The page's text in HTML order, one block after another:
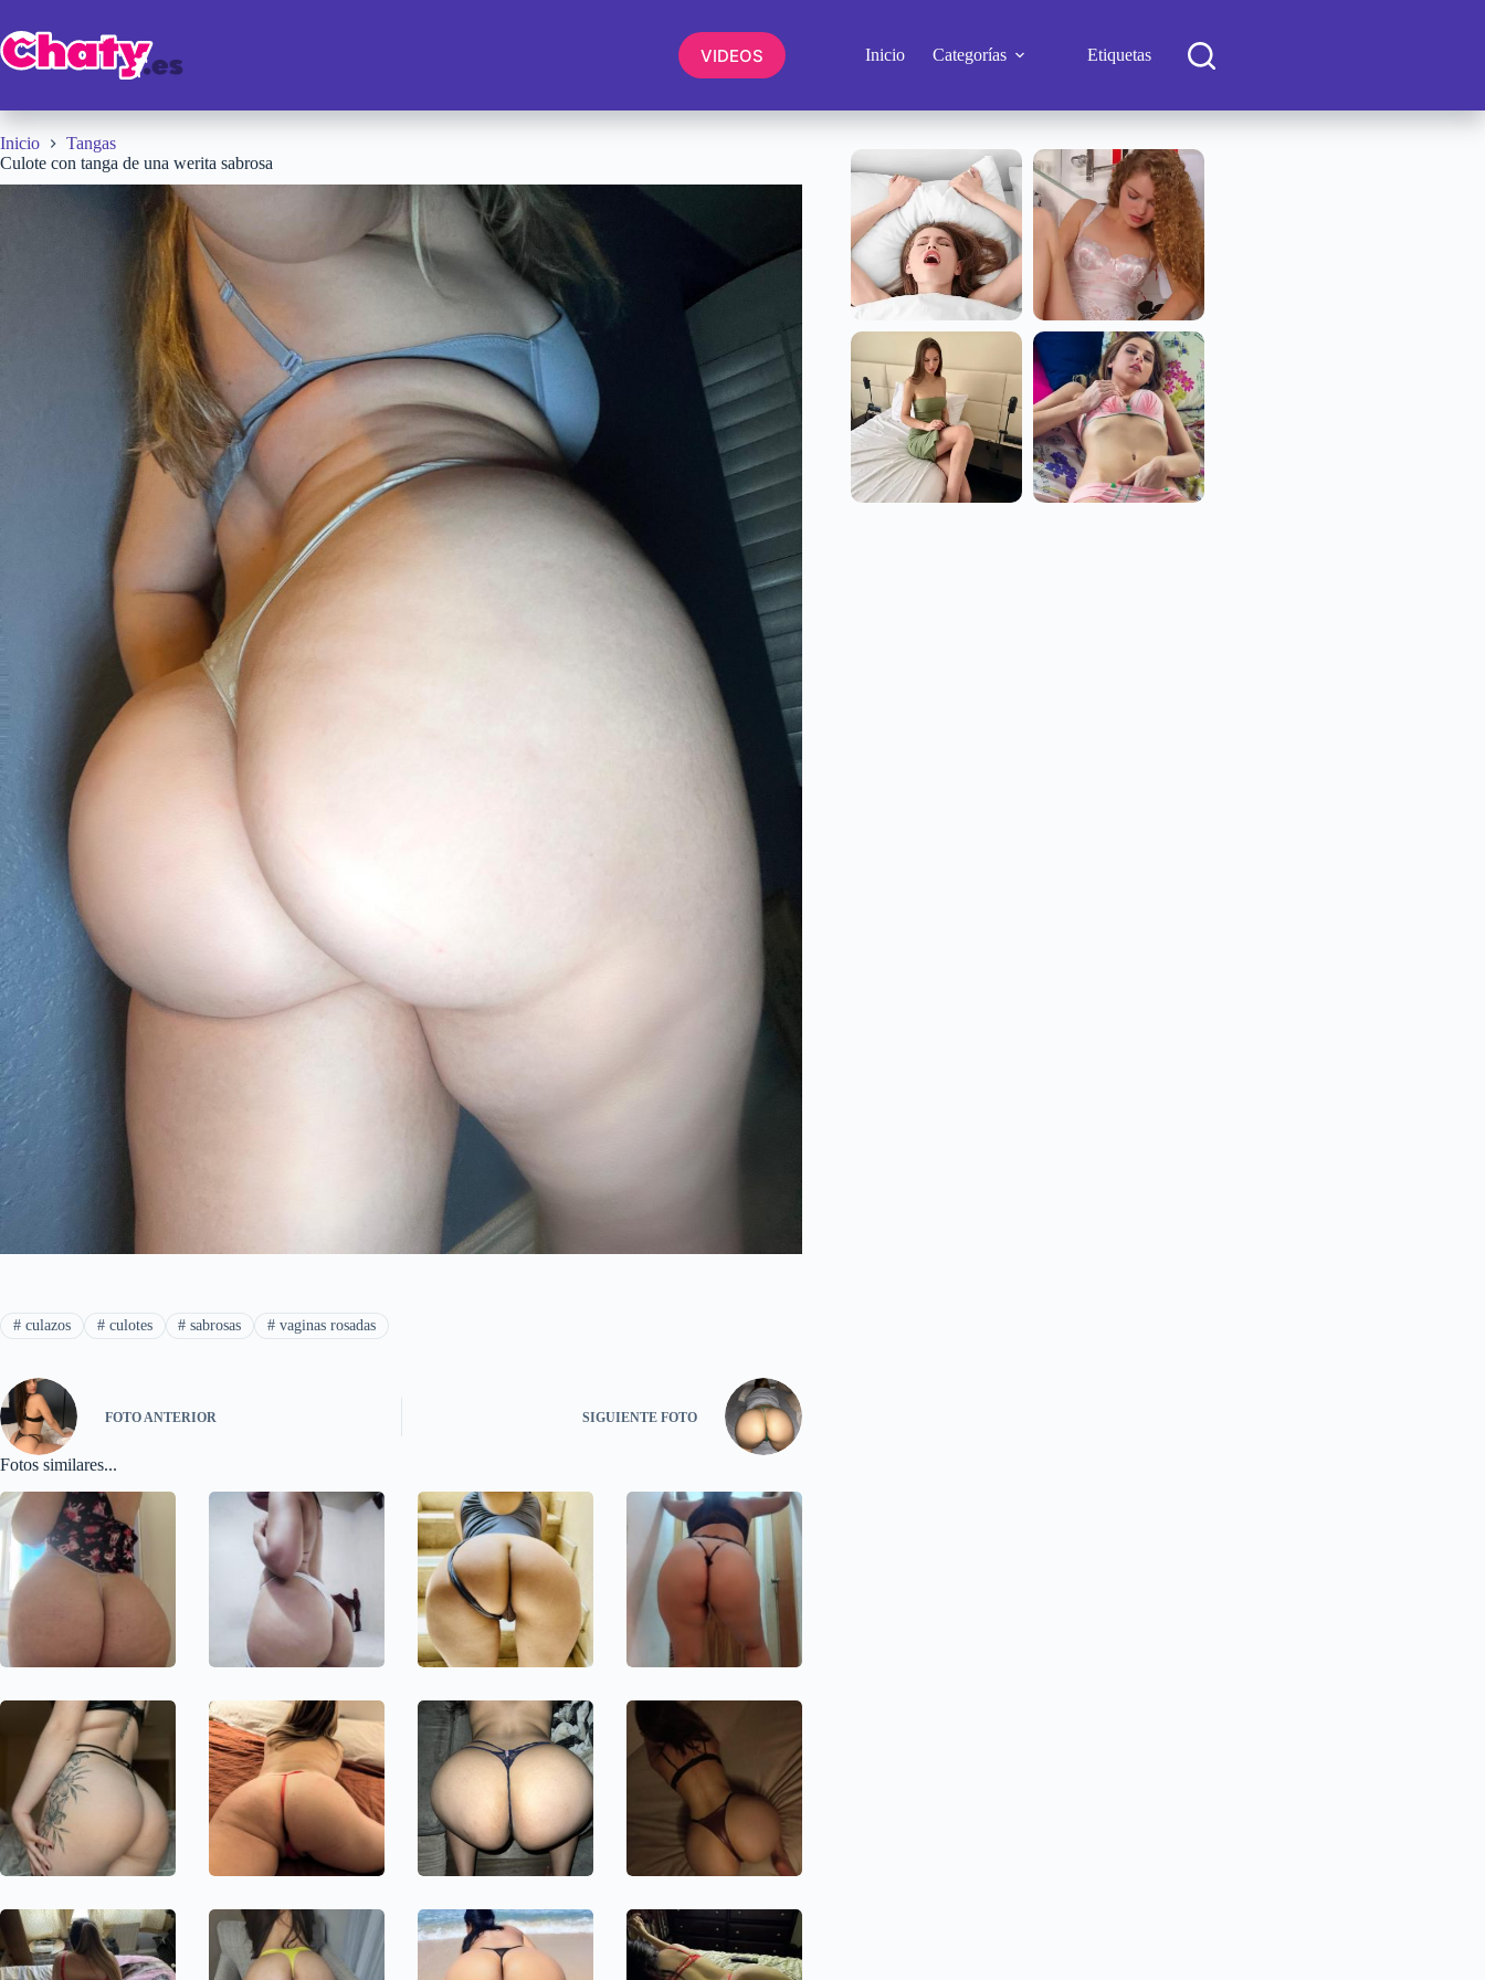
contenido
VIDEOS Inicio Categorías Etiquetas
Inicio
Tangas
Culote con tanga de una werita sabrosa
#culazos #culotes # sabrosas # vaginas rosadas
FOTOANTERIOR SIGUIENTE FOTO
Fotos similares...